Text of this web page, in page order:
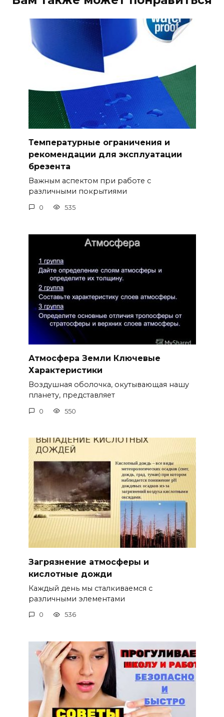
Температурные ограничения и
рекомендации для эксплуатации
брезента
Важным аспектом при работе с
различными покрытиями
0 535
Атмосфера Земли Ключевые
Характеристики
Воздушная оболочка, окутывающая нашу
планету, представляет
0 550
Загрязнение атмосферы и
кислотные дожди
Каждый день мы сталкиваемся с
различными элементами
0 536